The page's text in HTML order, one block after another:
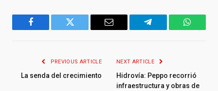
Facebook Twitter Email Telegram
PREVIOUS ARTICLE
La senda del crecimiento
NEXT ARTICLE
Hidrovía: Peppo recorrió
infraestructura y obras de